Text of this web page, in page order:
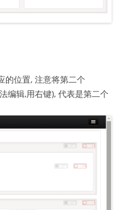
位置, 注意将第二个
编辑,用右键), 代表是第二个